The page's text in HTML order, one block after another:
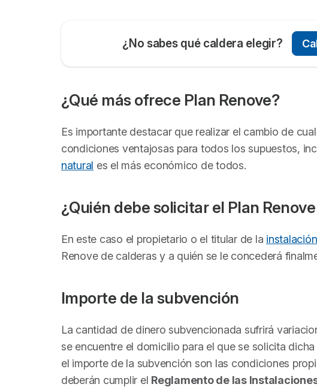
¿No sabes qué caldera elegir?
¿Qué más ofrece Plan Renove?
Es importante destacar que realizar el cambio de
condiciones ventajosas para todos los supuestos,
natural es el más económico de todos.
¿Quién debe solicitar el Plan
En este caso el propietario o el titular de la
Renove de calderas y a quién se le concederá
Importe de la subvención
La cantidad de dinero subvencionada sufrirá
se encuentre el domicilio para el que se solicita
el importe de la subvención son las condiciones
deberán cumplir el Reglamento de las